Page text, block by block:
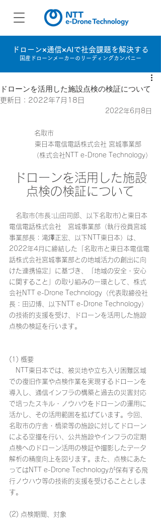
ドローン×通信×AIで社会課題を解決する
国産ドローンメーカーのリーディングカンパニー
ドローンを活用した施設点検の検証について
更新日： 2022年7月18日
2022年6月8日
名取市
東日本電信電話株式会社 宮城事業部
（株式会社NTT e-Drone Technology）
ドローンを活用した施設
点検の検証について
名取市(市長:山田司郎、以下名取市)と東日本
電信電話株式会社　宮城事業部（執行役員宮城
事業部長：滝澤正宏、以下NTT東日本）は、
2022年4月に締結した「名取市と東日本電信電
話株式会社宮城事業部との地域活力の創出に向
けた連携協定」に基づき、「地域の安全・安心
に関すること」の取り組みの一環として、株式
会社NTT e-Drone Technology（代表取締役社
長：田辺博、以下NTT e-Drone Technology）
の技術的支援を受け、ドローンを活用した施設
点検の検証を行います。
(1) 概要
NTT東日本では、被災地や立ち入り困難区域
での復旧作業や点検作業を実現するドローンを
導入し、通信インフラの構築と過去の災害対応
で培ったスキル・ノウハウをドローンの運用に
活かし、その活用範囲を拡げています。今回、
名取市の庁舎・橋梁等の施設に対してドローン
による空撮を行い、公共施設やインフラの定期
点検へのドローン活用の検証や撮影したデータ
解析の精度向上を図ります。また、点検にあた
ってはNTT e-Drone Technologyが保有する飛
行ノウハウ等の技術的支援を受けることとしま
す。
(2) 点検期間、対象